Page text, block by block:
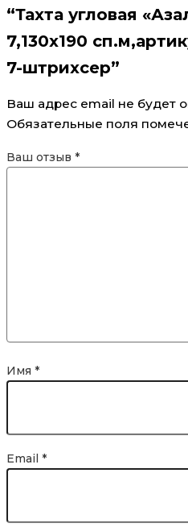
“Тахта угловая
7,130х190
7-штрихсер”
Ваш адрес email не будет
Обязательные поля
Ваш отзыв *
Имя *
Email *